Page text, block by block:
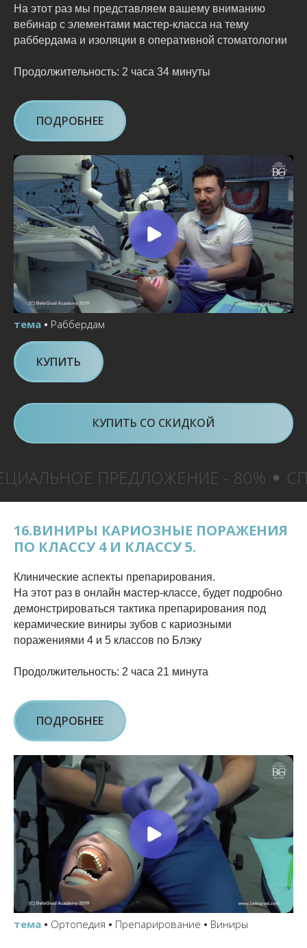
На этот раз мы представляем вашему вниманию
вебинар с элементами мастер-класса на тему
раббердама и изоляции в оперативной стоматологии
Продолжительность: 2 часа 34 минуты
ПОДРОБНЕЕ
тема • Раббердам
КУПИТЬ
КУПИТЬ СО СКИДКОЙ
ПРЕДЛОЖЕНИЕ - 80%
16.ВИНИРЫ КАРИОЗНЫЕ ПОРАЖЕНИЯ
ПО КЛАССУ 4 И КЛАССУ 5.
Клинические аспекты препарирования.
На этот раз в онлайн мастер-классе, будет подробно
демонстрироваться тактика препарирования под
керамические виниры зубов с кариозными
поражениями 4 и 5 классов по Блэку
Продолжительность: 2 часа 21 минута
ПОДРОБНЕЕ
тема • Ортопедия • Препарирование • Виниры